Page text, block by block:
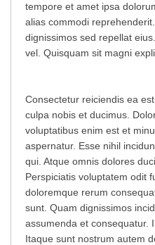
tempore et amet ipsa
alias commodi
dignissimos sed repellat
vel. Quisquam sit magni
Consectetur reiciendis ea
culpa nobis et ducimus.
voluptatibus enim est et
aspernatur. Esse nihil
qui. Atque omnis dolores
Perspiciatis voluptatem odit
doloremque rerum
sunt. Quam dignissimos
assumenda et consequatur.
Itaque sunt nostrum autem